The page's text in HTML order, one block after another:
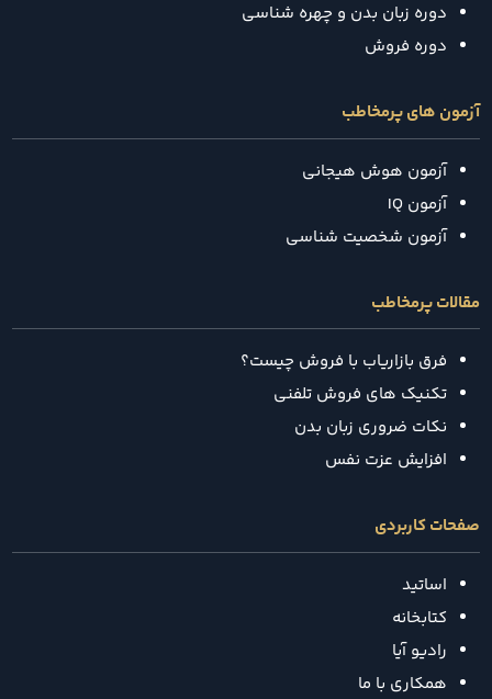
دوره زبان بدن و چهره شناسی
دوره فروش
آزمون های پرمخاطب
آزمون هوش هیجانی
آزمون IQ
آزمون شخصیت شناسی
مقالات پرمخاطب
فرق بازاریاب با فروش چیست؟
تکنیک‌ های فروش تلفنی
نکات ضروری زبان بدن
افزایش عزت نفس
صفحات کاربردی
اساتید
کتابخانه
رادیو آیا
همکاری با ما